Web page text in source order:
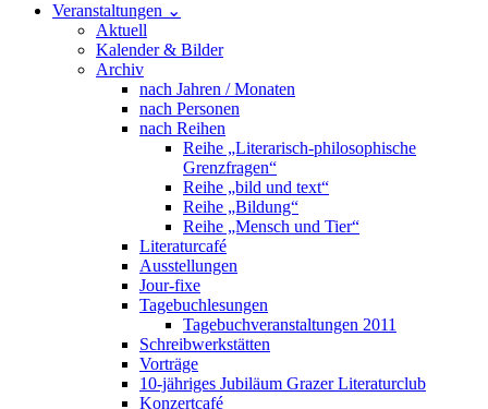
Veranstaltungen ⌄
Aktuell
Kalender & Bilder
Archiv
nach Jahren / Monaten
nach Personen
nach Reihen
Reihe „Literarisch-philosophische
Grenzfragen“
Reihe „bild und text“
Reihe „Bildung“
Reihe „Mensch und Tier“
Literaturcafé
Ausstellungen
Jour-fixe
Tagebuchlesungen
Tagebuchveranstaltungen 2011
Schreibwerkstätten
Vorträge
10-jähriges Jubiläum Grazer Literaturclub
Konzertcafé